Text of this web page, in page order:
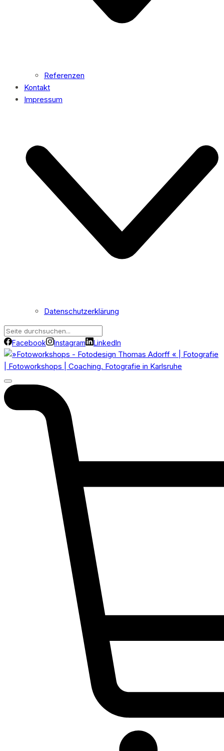
Referenzen
Kontakt
Impressum
Datenschutzerklärung
Facebook Instagram LinkedIn